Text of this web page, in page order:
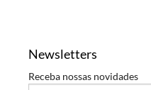
Newsletters
Receba nossas novidades